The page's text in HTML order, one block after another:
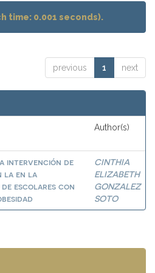
time: 0.001 seconds).
previous 1 next
Author(s)
intervención de
la en la
de escolares con
CINTHIA
ELIZABETH
GONZALEZ
SOTO